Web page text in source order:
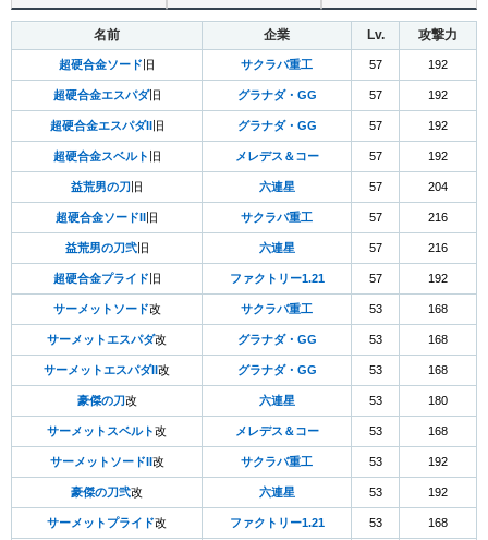
名前 企業 Lv. 攻撃力
超硬合金ソード 旧 サクラバ重工 57 192
超硬合金エスパダ旧 グラナダ・GG 57 192
超硬合金エスパダII 旧 グラナダ・GG 57 192
超硬合金スベルト 旧 メレデス＆コー 57 192
益荒男の刀 旧 六連星 57 204
超硬合金ソードII 旧 サクラバ重工 57 216
益荒男の刀弐旧 六連星 57 216
超硬合金プライド 旧 ファクトリー1.21 57 192
サーメットソード改 サクラバ重工 53 168
サーメットエスパダ改 グラナダ・GG 53 168
サーメットエスパダII 改 グラナダ・GG 53 168
豪傑の刀改 六連星 53 180
サーメットスベルト改 メレデス＆コー 53 168
サーメットソードII 改 サクラバ重工 53 192
豪傑の刀弐改 六連星 53 192
サーメットプライド改 ファクトリー1.21 53 168